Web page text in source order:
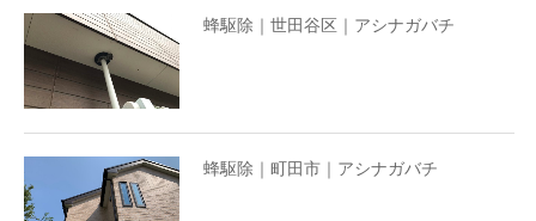
蜂駆除｜世田谷区｜アシナガバチ
蜂駆除｜町田市｜アシナガバチ